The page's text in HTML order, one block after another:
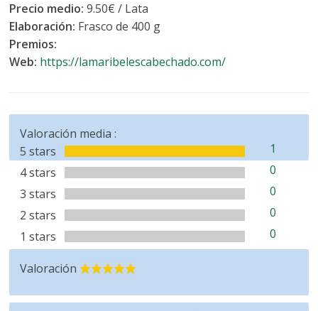
Precio medio: 9.50€ / Lata
Elaboración: Frasco de 400 g
Premios:
Web: https://lamaribelescabechado.com/
Valoración media :
5 stars
1
4 stars
0
3 stars
0
2 stars
0
1 stars
0
Valoración